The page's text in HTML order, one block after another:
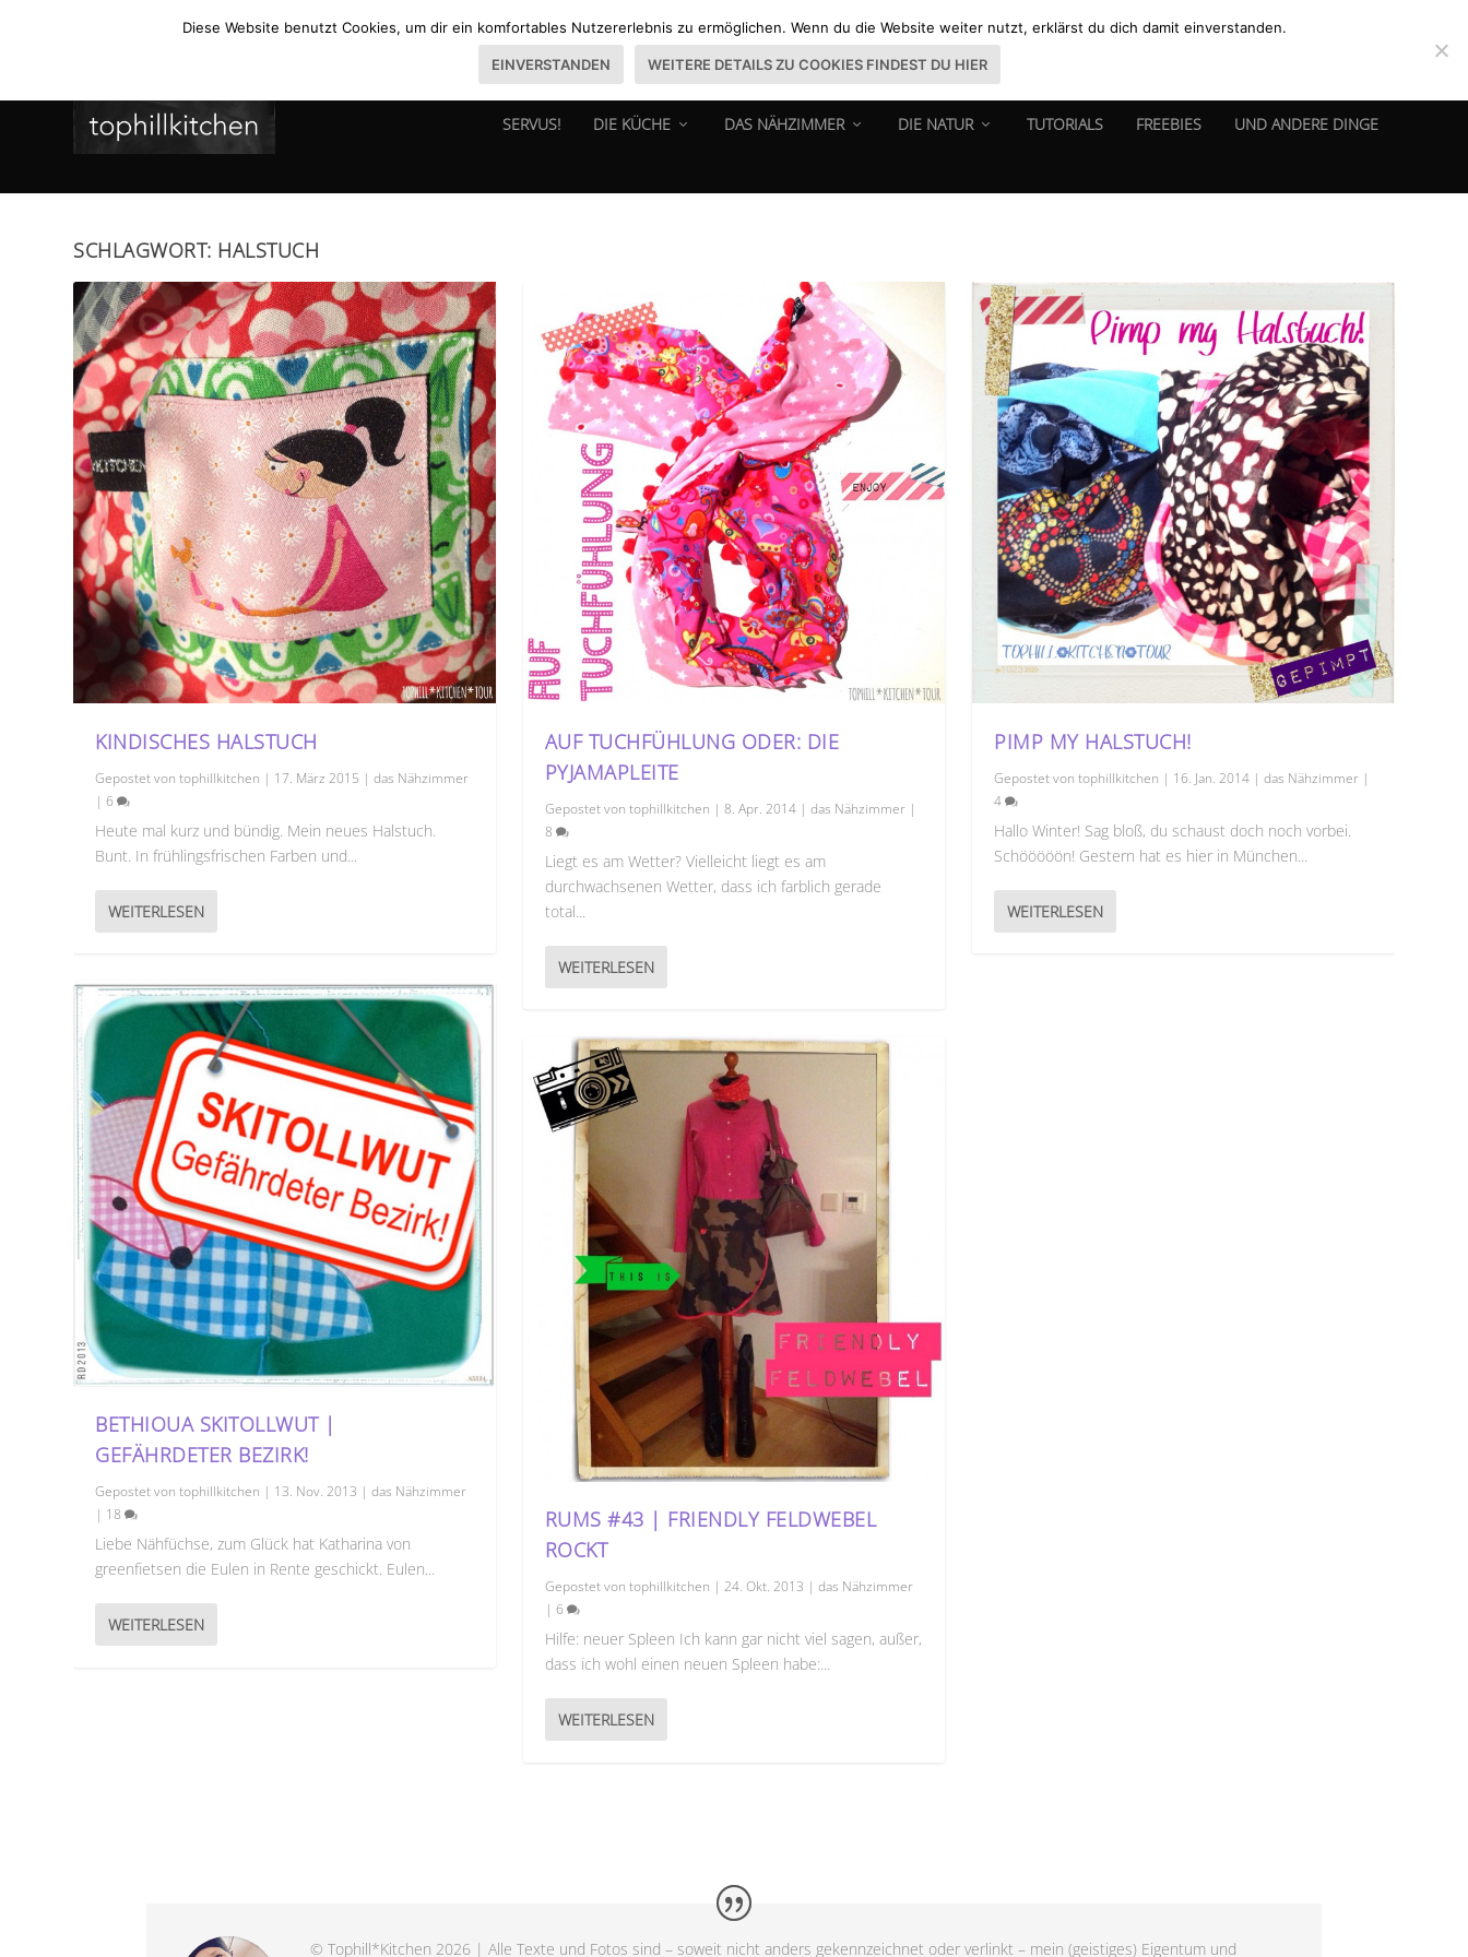
SERVUS! DIE KÜCHE DAS NÄHZIMMER DIE NATUR TUTORIALS FREEBIES UND ANDERE DINGE
SCHLAGWORT: HALSTUCH
KINDISCHES HALSTUCH
Gepostet vontophillkitchen | 17. März 2015 |das Nähzimmer
|6
Heute mal kurz und bündig. Mein neues Halstuch.
Bunt. In frühlingsfrischen Farben und...
WEITERLESEN
BETHIOUA SKITOLLWUT |
GEFÄHRDETER BEZIRK!
Gepostet vontophillkitchen | 13. Nov. 2013 |das Nähzimmer
| 18
Liebe Nähfüchse, zum Glück hat Katharina von
greenfietsen die Eulen in Rente geschickt. Eulen...
WEITERLESEN
AUF TUCHFÜHLUNG ODER: DIE
PYJAMAPLEITE
Gepostet von tophillkitchen | 8. Apr. 2014| das Nähzimmer|
8
Liegt es am Wetter? Vielleicht liegt es am
durchwachsenen Wetter, dass ich farblich gerade
total...
WEITERLESEN
RUMS #43 | FRIENDLY FELDWEBEL
ROCKT
Gepostet von tophillkitchen | 24. Okt. 2013 | das Nähzimmer
| 6
Hilfe: neuer Spleen Ich kann gar nicht viel sagen, außer,
dass ich wohl einen neuen Spleen habe:...
WEITERLESEN
PIMP MY HALSTUCH!
Gepostet vontophillkitchen | 16. Jan. 2014 |das Nähzimmer |
4
Hallo Winter! Sag bloß, du schaust doch noch vorbei.
Schööööön! Gestern hat es hier in München...
WEITERLESEN
© Tophill*Kitchen 2026 | Alle Texte und Fotos sind – soweit nicht anders gekennzeichnet oder verlinkt – mein (geistiges) Eigentum und
Diese Website benutzt Cookies, um dir ein komfortables Nutzererlebnis zu ermöglichen. Wenn du die Website weiter nutzt, erklärst du dich damit einverstanden.
EINVERSTANDEN WEITERE DETAILS ZU COOKIES FINDEST DU HIER